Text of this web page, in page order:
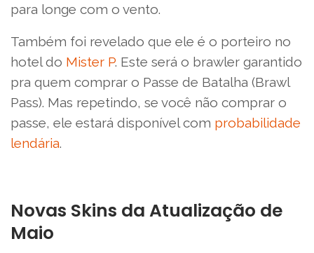
para longe com o vento.
Também foi revelado que ele é o porteiro no
hotel do Mister P. Este será o brawler garantido
pra quem comprar o Passe de Batalha (Brawl
Pass). Mas repetindo, se você não comprar o
passe, ele estará disponível com probabilidade
lendária.
Novas Skins da Atualização de
Maio